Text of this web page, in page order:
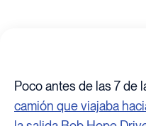
Poco antes de las 7 de
camión que viajaba